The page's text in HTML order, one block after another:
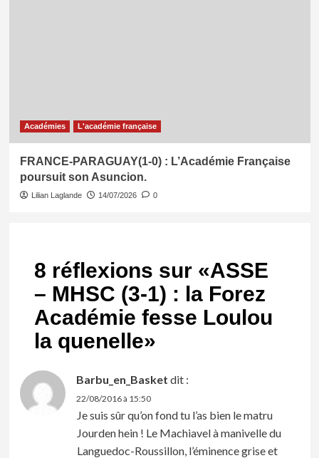
Académies L'académie française
FRANCE-PARAGUAY(1-0) : L’Académie Française
poursuit son Asuncion.
Lilian Laglande 14/07/2026 0
8 réflexions sur «ASSE
– MHSC (3-1) : la Forez
Académie fesse Loulou
la quenelle»
Barbu_en_Basket dit :
22/08/2016 à 15:50
Je suis sûr qu’on fond tu l’as bien le matru
Jourden hein ! Le Machiavel à manivelle du
Languedoc-Roussillon, l’éminence grise et